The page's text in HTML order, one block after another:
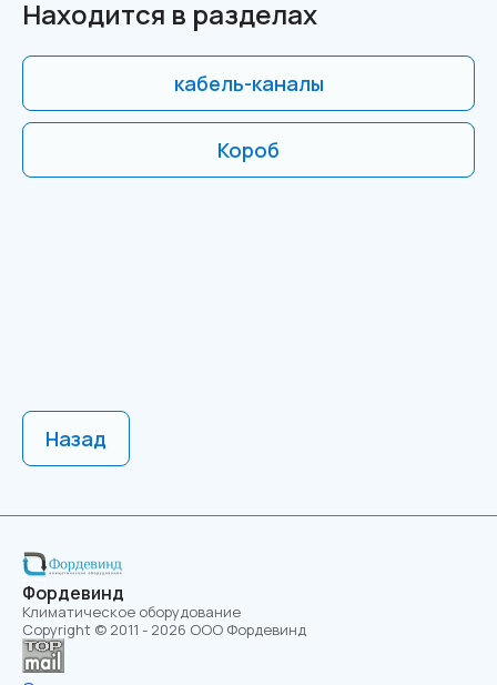
Находится в разделах
кабель-каналы
Короб
Назад
Фордевинд
Климатическое оборудование
Copyright © 2011 - 2026 ООО Фордевинд